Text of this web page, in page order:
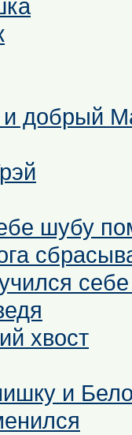
добрый
шубу
хвост
и